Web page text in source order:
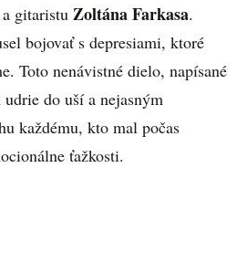
gitaristu Zoltána Farkasa.
bojovať s depresiami, ktoré
Toto nenávistné dielo, napísané
do uší a nejasným
každému, kto mal počas
ťažkosti.